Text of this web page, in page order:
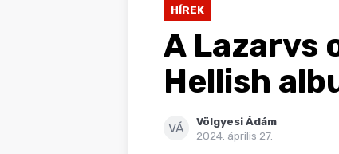
HÍREK
A Lazarvs
Hellish
VÁ
Völgyesi Ádám
2024. április 27.